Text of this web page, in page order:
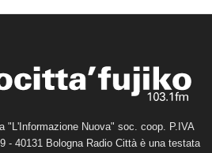
"L'Informazione Nuova" soc. coop. P.IVA
- 40131 Bologna Radio Città è una testata